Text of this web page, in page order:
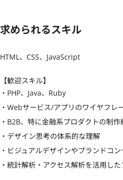
求められるスキル
HTML、CSS、JavaScript
【歓迎スキル】
・PHP、Java、Ruby
・Webサービス/アプリのワイヤフレ
・B2B、特に金融系プロダクトの制作
・デザイン思考の体系的な理解
・ビジュアルデザインやブランドコ
・統計解析・アクセス解析を活用し